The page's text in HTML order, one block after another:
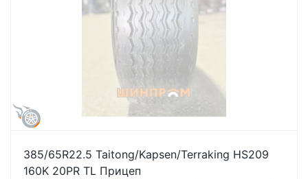
385/65R22.5 Taitong/Kapsen/Terraking HS209
160K 20PR TL Прицеп